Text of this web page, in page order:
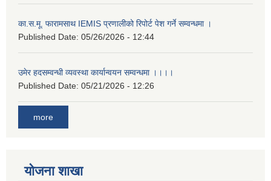
का.स.मू. फारामसाथ IEMIS प्रणालीको रिपोर्ट पेश गर्ने सम्वन्धमा ।
Published Date: 05/26/2026 - 12:44
उमेर हदसम्वन्धी व्यवस्था कार्यान्वयन सम्वन्धमा ।।।।
Published Date: 05/21/2026 - 12:26
more
योजना शाखा